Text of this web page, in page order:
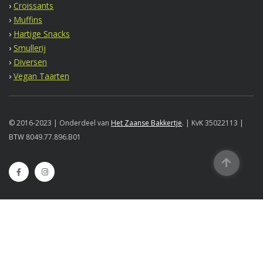
› Croissants
› Muffins
› Hartige Snacks
› Smullerij
› Diversen
› Vegan Taarten
© 2016-2023 | Onderdeel van Het Zaanse Bakkertje. | KvK 35022113 |
BTW 8049.77.896.B01